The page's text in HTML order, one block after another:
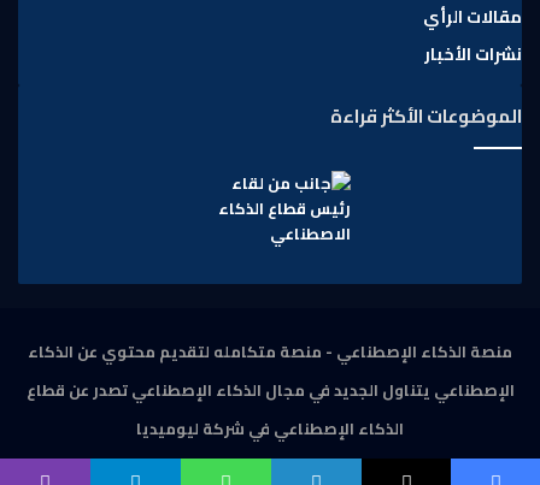
مقالات الرأي
نشرات الأخبار
الموضوعات الأكثر قراءة
منصة الذكاء الإصطناعي - منصة متكامله لتقديم محتوي عن الذكاء
الإصطناعي يتناول الجديد في مجال الذكاء الإصطناعي تصدر عن قطاع
الذكاء الإصطناعي في شركة ليوميديا